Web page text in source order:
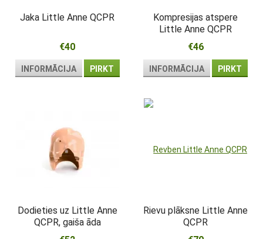
Jaka Little Anne QCPR
€40
INFORMĀCIJA PIRKT
Kompresijas atspere
Little Anne QCPR
€46
INFORMĀCIJA PIRKT
Dodieties uz Little Anne
QCPR, gaiša āda
Rievu plāksne Little Anne
QCPR